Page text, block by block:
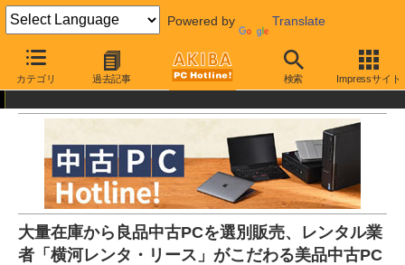
Powered by Translate
カテゴリ 過去記事 検索 Impressサイト
AKIBA PC Hotline! 中古・リユース品 中古パソコン
大量在庫から良品中古PCを選別販売、レンタル業
者「横河レンタ・リース」がこだわる美品中古PC